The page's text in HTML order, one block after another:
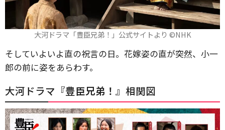
大河ドラマ「豊臣兄弟！」公式サイトより ©️NHK
そしていよいよ直の祝言の日。花嫁姿の直が突然、小一
郎の前に姿をあらわす。
大河ドラマ『豊臣兄弟！ 』相関図